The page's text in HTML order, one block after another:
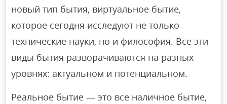
новый тип бытия, виртуальное бытие,
которое сегодня исследуют не только
технические науки, но и философия. Все эти
виды бытия разворачиваются на разных
уровнях: актуальном и потенциальном.
Реальное бытие — это все наличное бытие,